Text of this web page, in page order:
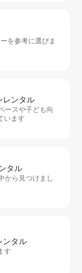
を参考に選びま
レ⁠ン⁠タ⁠ル
ースや子ども向
います
タ⁠ル
から見つけまし
ン⁠タ⁠ル
す